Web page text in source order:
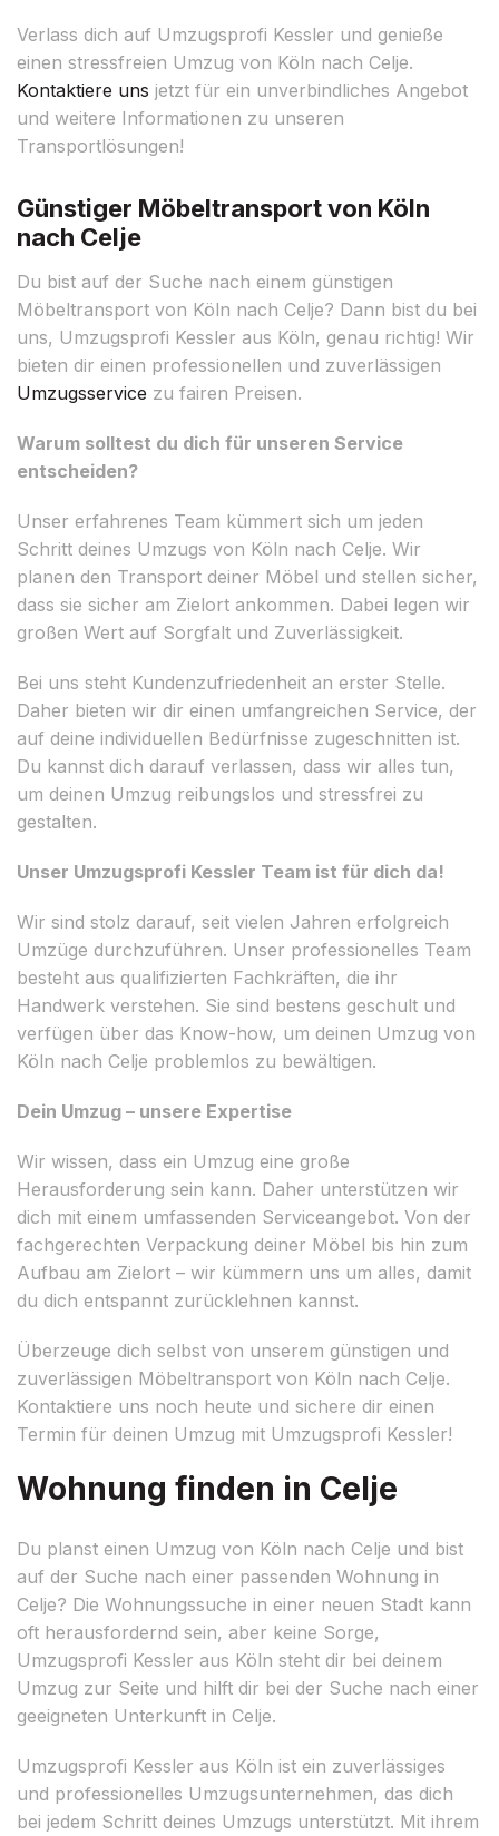
Verlass dich auf Umzugsprofi Kessler und genieße
einen stressfreien Umzug von Köln nach Celje.
Kontaktiere uns jetzt für ein unverbindliches Angebot
und weitere Informationen zu unseren
Transportlösungen!
Günstiger Möbeltransport von Köln
nach Celje
Du bist auf der Suche nach einem günstigen
Möbeltransport von Köln nach Celje? Dann bist du bei
uns, Umzugsprofi Kessler aus Köln, genau richtig! Wir
bieten dir einen professionellen und zuverlässigen
Umzugsservice zu fairen Preisen.
Warum solltest du dich für unseren Service
entscheiden?
Unser erfahrenes Team kümmert sich um jeden
Schritt deines Umzugs von Köln nach Celje. Wir
planen den Transport deiner Möbel und stellen sicher,
dass sie sicher am Zielort ankommen. Dabei legen wir
großen Wert auf Sorgfalt und Zuverlässigkeit.
Bei uns steht Kundenzufriedenheit an erster Stelle.
Daher bieten wir dir einen umfangreichen Service, der
auf deine individuellen Bedürfnisse zugeschnitten ist.
Du kannst dich darauf verlassen, dass wir alles tun,
um deinen Umzug reibungslos und stressfrei zu
gestalten.
Unser Umzugsprofi Kessler Team ist für dich da!
Wir sind stolz darauf, seit vielen Jahren erfolgreich
Umzüge durchzuführen. Unser professionelles Team
besteht aus qualifizierten Fachkräften, die ihr
Handwerk verstehen. Sie sind bestens geschult und
verfügen über das Know-how, um deinen Umzug von
Köln nach Celje problemlos zu bewältigen.
Dein Umzug – unsere Expertise
Wir wissen, dass ein Umzug eine große
Herausforderung sein kann. Daher unterstützen wir
dich mit einem umfassenden Serviceangebot. Von der
fachgerechten Verpackung deiner Möbel bis hin zum
Aufbau am Zielort – wir kümmern uns um alles, damit
du dich entspannt zurücklehnen kannst.
Überzeuge dich selbst von unserem günstigen und
zuverlässigen Möbeltransport von Köln nach Celje.
Kontaktiere uns noch heute und sichere dir einen
Termin für deinen Umzug mit Umzugsprofi Kessler!
Wohnung finden in Celje
Du planst einen Umzug von Köln nach Celje und bist
auf der Suche nach einer passenden Wohnung in
Celje? Die Wohnungssuche in einer neuen Stadt kann
oft herausfordernd sein, aber keine Sorge,
Umzugsprofi Kessler aus Köln steht dir bei deinem
Umzug zur Seite und hilft dir bei der Suche nach einer
geeigneten Unterkunft in Celje.
Umzugsprofi Kessler aus Köln ist ein zuverlässiges
und professionelles Umzugsunternehmen, das dich
bei jedem Schritt deines Umzugs unterstützt. Mit ihrem